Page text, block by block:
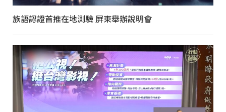
族語認證首推在地測驗 屏東舉辦說明會